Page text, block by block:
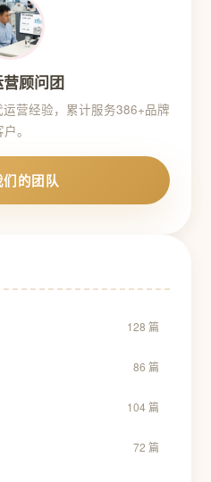
顾问团
营经验，累计服务386+品牌
。
们的团队
128 篇
86 篇
104 篇
72 篇